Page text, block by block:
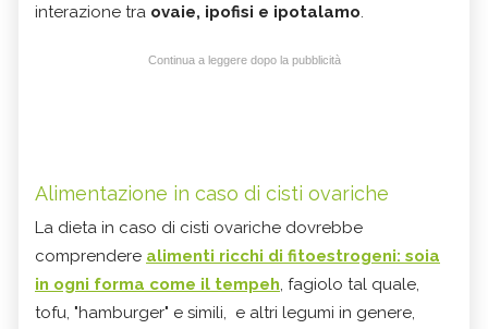
interazione tra ovaie, ipofisi e ipotalamo.
Continua a leggere dopo la pubblicità
Alimentazione in caso di cisti ovariche
La dieta in caso di cisti ovariche dovrebbe
comprendere alimenti ricchi di fitoestrogeni: soia
in ogni forma come il tempeh, fagiolo tal quale,
tofu, "hamburger" e simili, e altri legumi in genere,